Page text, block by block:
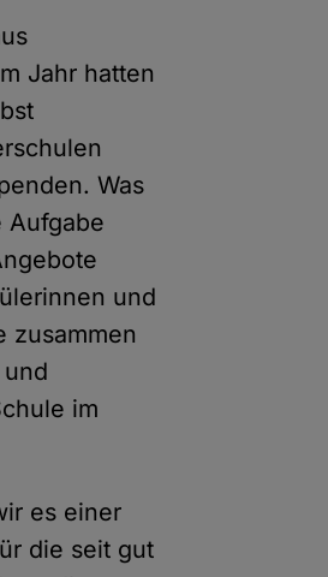
Jahr hatten
Was
Aufgabe
und
zusammen
im
es einer
die seit gut